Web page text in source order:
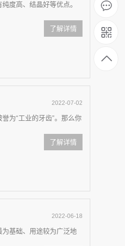
度高、结晶好等优点。
了解详情
2022-07-02
为“工业的牙齿”。那么你
了解详情
2022-06-18
基础、用途较为广泛地